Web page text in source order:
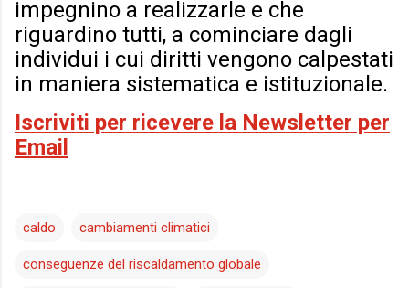
impegnino a realizzarle e che
riguardino tutti, a cominciare dagli
individui i cui diritti vengono calpestati
in maniera sistematica e istituzionale.
Iscriviti per ricevere la Newsletter per
Email
caldo cambiamenti climatici
conseguenze del riscaldamento globale